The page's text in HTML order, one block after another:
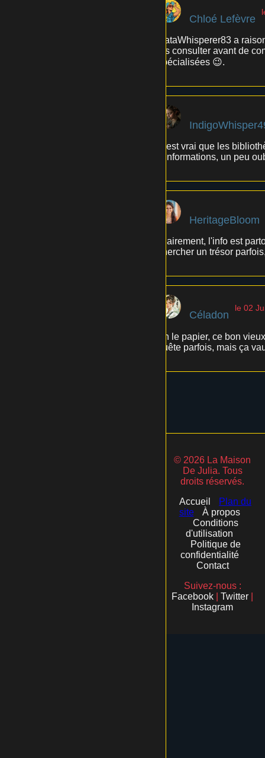
Chloé Lefèvre
DataWhisperer83 a
les consulter avant de
spécialisées 😉.
C'est vrai que les
d'informations, un peu
HeritageBloom
Clairement, l'info est
chercher un trésor
Céladon
le 02
Ah le papier, ce bon
quête parfois, mais ça
© 2026 La Maison
De Julia. Tous
droits réservés.
Accueil
Plan du
site
À propos
Conditions
d'utilisation
Politique de
confidentialité
Contact
Suivez-nous :
Facebook
Twitter
Instagram